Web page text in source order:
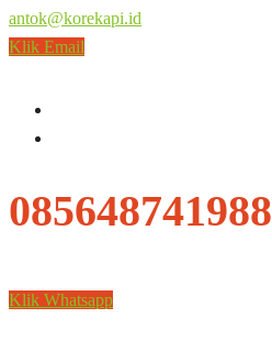
antok@korekapi.id
Klik Email
085648741988
Klik Whatsapp